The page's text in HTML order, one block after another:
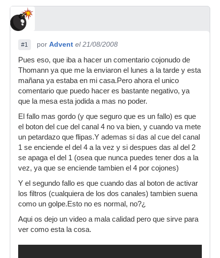
#1 por Advent el 21/08/2008
Pues eso, que iba a hacer un comentario cojonudo de
Thomann ya que me la enviaron el lunes a la tarde y esta
mañana ya estaba en mi casa.Pero ahora el unico
comentario que puedo hacer es bastante negativo, ya
que la mesa esta jodida a mas no poder.
El fallo mas gordo (y que seguro que es un fallo) es que
el boton del cue del canal 4 no va bien, y cuando va mete
un petardazo que flipas.Y ademas si das al cue del canal
1 se enciende el del 4 a la vez y si despues das al del 2
se apaga el del 1 (osea que nunca puedes tener dos a la
vez, ya que se enciende tambien el 4 por cojones)
Y el segundo fallo es que cuando das al boton de activar
los filtros (cualquiera de los dos canales) tambien suena
como un golpe.Esto no es normal, no?¿
Aqui os dejo un video a mala calidad pero que sirve para
ver como esta la cosa.